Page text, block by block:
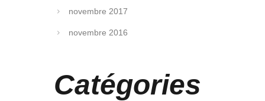
novembre 2017
novembre 2016
Catégories